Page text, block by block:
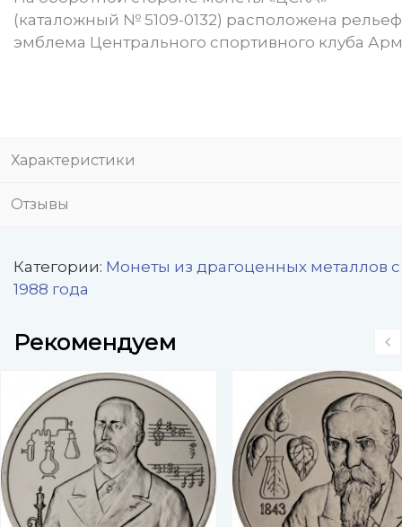
(каталожный № 5109-0132) расположена
эмблема Центрального спортивного клуба
Характеристики
Отзывы
Категории: Монеты из драгоценных металлов с
1988 года
Рекомендуем